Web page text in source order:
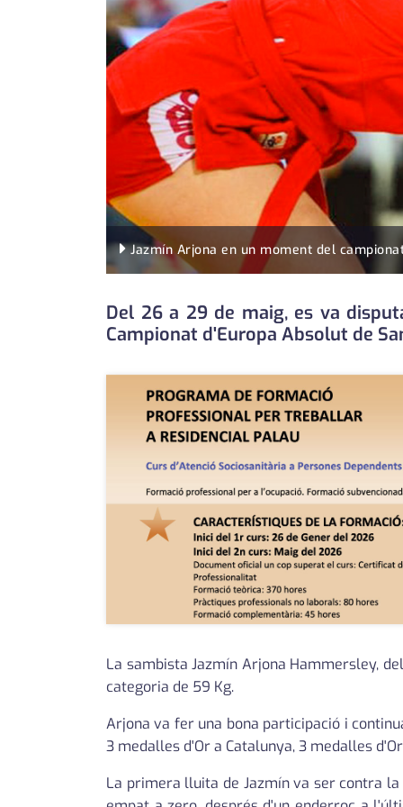
Jazmín Arjona en un moment del
Del 26 a 29 de maig, es va
Campionat d'Europa Absolut de
La sambista Jazmín Arjona Hammersley,
categoria de 59 Kg.
Arjona va fer una bona participació i
3 medalles d'Or a Catalunya, 3 medalles
La primera lluita de Jazmín va ser contra